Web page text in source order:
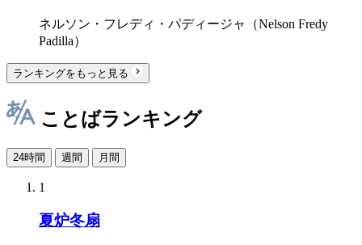
ネルソン・フレディ・パディージャ（Nelson Fredy
Padilla）
ランキングをもっと見る
ことばランキング
24時間 週間 月間
1
夏炉冬扇